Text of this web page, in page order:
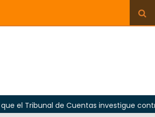
de Cuentas investigue contratación